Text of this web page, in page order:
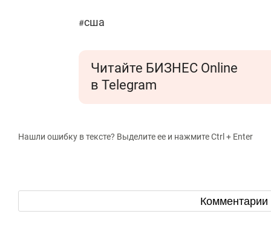
#сша
Читайте БИЗНЕС Online
в Telegram
Нашли ошибку в тексте? Выделите ее и нажмите Ctrl + Enter
Комментарии